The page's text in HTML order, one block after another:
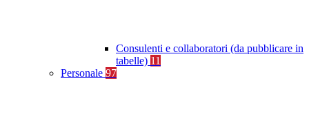
Consulenti e collaboratori (da pubblicare in
tabelle) 11
Personale 97